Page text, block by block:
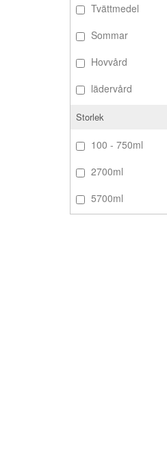
Tvättmedel
Sommar
Hovvård
lädervård
Storlek
100 - 750ml
2700ml
5700ml